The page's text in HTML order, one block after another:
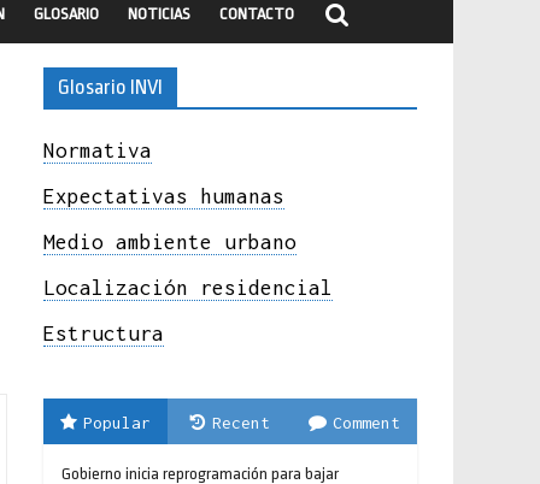
GLOSARIO NOTICIAS CONTACTO
Glosario INVI
Normativa
Expectativas humanas
Medio ambiente urbano
Localización residencial
Estructura
Popular Recent Comment
Gobierno inicia reprogramación para bajar